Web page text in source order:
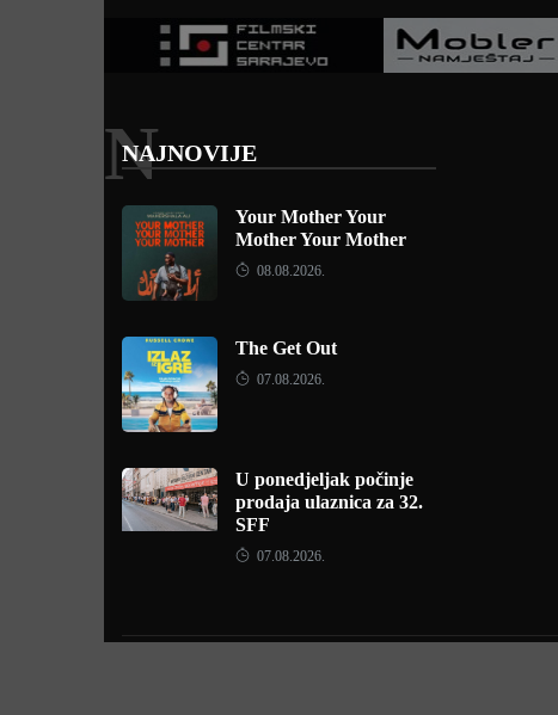
NAJNOVIJE
N
Your Mother Your
Mother Your Mother
08.08.2026.
The Get Out
07.08.2026.
U ponedjeljak počinje
prodaja ulaznica za 32.
SFF
07.08.2026.